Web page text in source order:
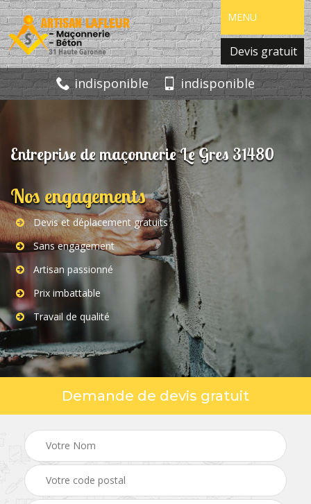
MENU
Devis gratuit
indisponible indisponible
Entreprise de maçonnerie Le Gres 31480
Nos engagements
Devis et déplacement gratuits
Sans engagement
Artisan passionné
Prix imbattable
Travail de qualité
Demande de devis gratuit